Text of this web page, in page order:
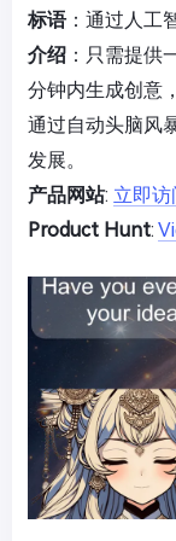
标语：通过人工
介绍 ：只需提供
分钟内生成创意
通过自动头脑风
发展。
产品网站: 立即访
Product Hunt: